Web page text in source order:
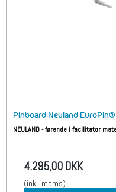
Pinboard Neuland
NEULAND - førende i facilitator
4.295,00 DKK
(inkl. moms)